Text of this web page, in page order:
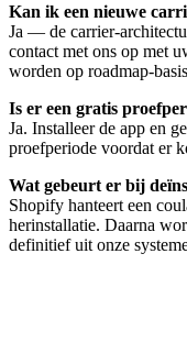
Kan ik een nieuwe
Ja — de carrier-
contact met ons op met
worden op roadmap-
Is er een gratis
Ja. Installeer de app en
proefperiode voordat er
Wat gebeurt er bij
Shopify hanteert een
herinstallatie. Daarna
definitief uit onze